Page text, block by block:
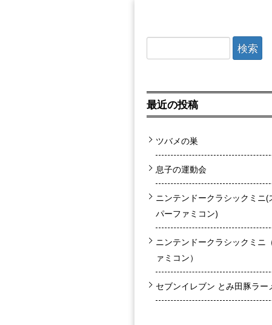
最近の投稿
ツバメの巣
息子の運動会
ニンテンドークラシックミニ(
パーファミコン)
ニンテンドークラシックミニ
ァミコン）
セブンイレブン とみ田豚ラー